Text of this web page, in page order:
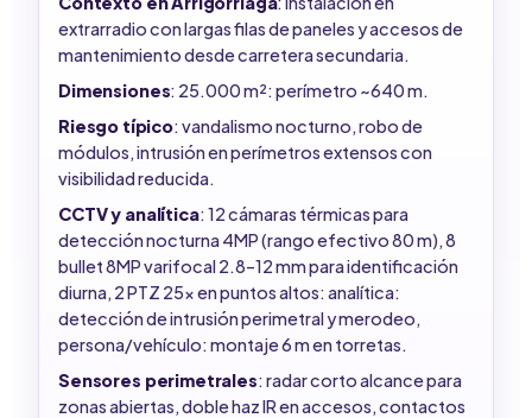
extrarradio con largas filas de paneles y accesos de
mantenimiento desde carretera secundaria.
Dimensiones: 25.000 m²: perímetro ~640 m.
Riesgo típico: vandalismo nocturno, robo de
módulos, intrusión en perímetros extensos con
visibilidad reducida.
CCTV y analítica: 12 cámaras térmicas para
detección nocturna 4MP (rango efectivo 80 m), 8
bullet 8MP varifocal 2.8–12 mm para identificación
diurna, 2 PTZ 25x en puntos altos: analítica:
detección de intrusión perimetral y merodeo,
persona/vehículo: montaje 6 m en torretas.
Sensores perimetrales: radar corto alcance para
zonas abiertas, doble haz IR en accesos, contactos